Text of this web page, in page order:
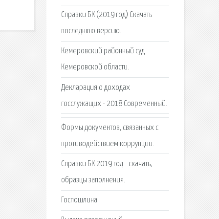
Справки БК (2019 год) Скачать
последнюю версию.
Кемеровский районный суд
Кемеровской области.
Декларация о доходах
госслужащих - 2018 Современный.
Формы документов, связанных с
противодействием коррупции.
Справки БК 2019 год - скачать,
образцы заполнения.
Госпошлина.